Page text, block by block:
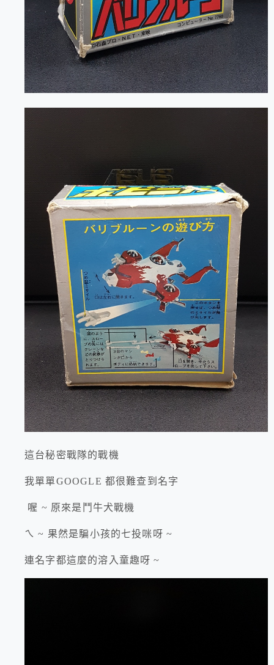
這台秘密戰隊的戰機
我單單GOOGLE 都很難查到名字
喔 ~ 原來是鬥牛犬戰機
ㄟ ~ 果然是騙小孩的七投咪呀 ~
連名字都這麼的溶入童趣呀 ~